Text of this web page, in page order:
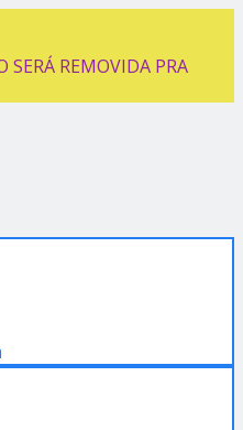
SERÁ REMOVIDA PRA